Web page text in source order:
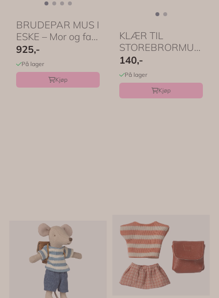
BRUDEPAR MUS I
ESKE – Mor og far
mus – Maileg
925,-
På lager
Kjøp
KLÆR TIL
STOREBRORMUS
– Shorts, t-skjorte
og ryggsekk ...
140,-
På lager
Kjøp